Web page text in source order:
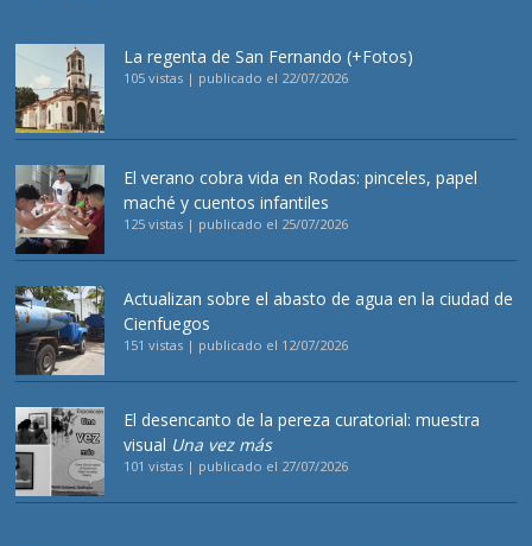
La regenta de San Fernando (+Fotos)
105 vistas | publicado el 22/07/2026
El verano cobra vida en Rodas: pinceles, papel
maché y cuentos infantiles
125 vistas | publicado el 25/07/2026
Actualizan sobre el abasto de agua en la ciudad de
Cienfuegos
151 vistas | publicado el 12/07/2026
El desencanto de la pereza curatorial: muestra
visual Una vez más
101 vistas | publicado el 27/07/2026